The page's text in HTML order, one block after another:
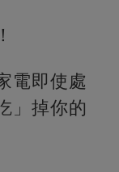
電即使處
」掉你的